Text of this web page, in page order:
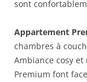
sont
Appartement
chambres à
Ambiance cosy
Premium font